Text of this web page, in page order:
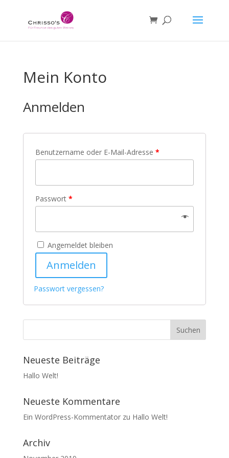
Mein Konto
Anmelden
Benutzername oder E-Mail-Adresse *
Passwort *
Angemeldet bleiben
Anmelden
Passwort vergessen?
Neueste Beiträge
Hallo Welt!
Neueste Kommentare
Ein WordPress-Kommentatorzu Hallo Welt!
Archiv